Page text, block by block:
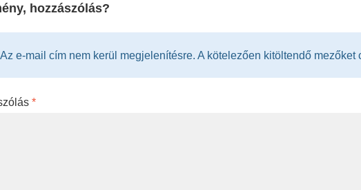
hozzászólás?
Az e-mail cím nem kerül megjelenítésre. A kötelezően kitöltendő mezőket
*